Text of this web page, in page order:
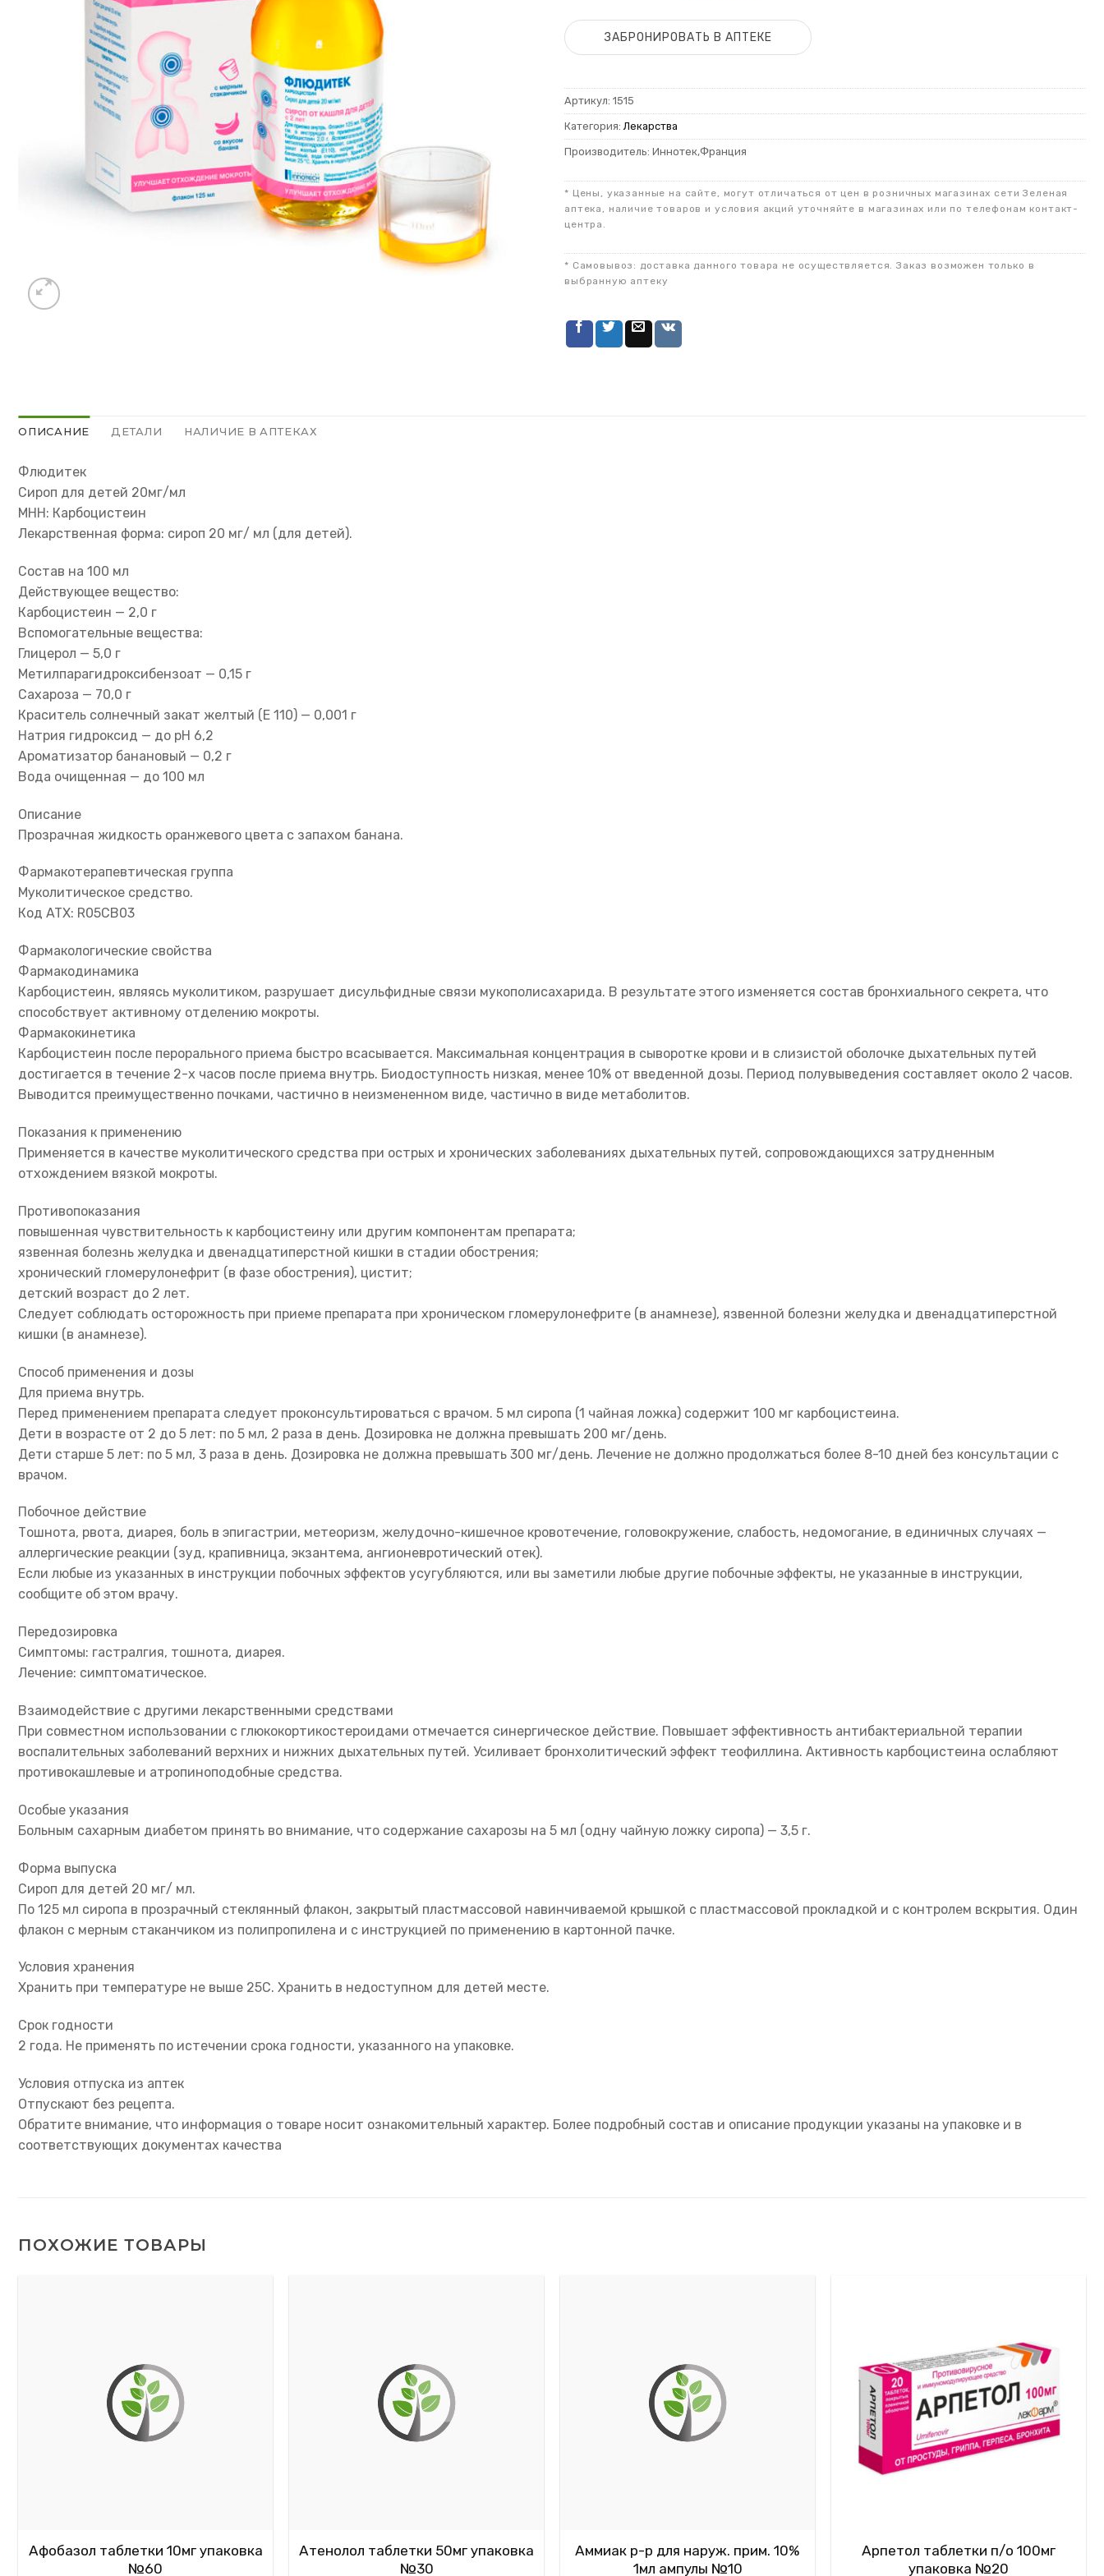
ЗАБРОНИРОВАТЬ В АПТЕКЕ
Артикул: 1515
Категория:Лекарства
Производитель: Иннотек,Франция
* Цены, указанные на сайте, могут отличаться от цен в розничных магазинах сети Зеленая
аптека, наличие товаров и условия акций уточняйте в магазинах или по телефонам контакт-
центра.
* Самовывоз: доставка данного товара не осуществляется. Заказ возможен только в
выбранную аптеку
ОПИСАНИЕ ДЕТАЛИ НАЛИЧИЕ В АПТЕКАХ
Флюдитек
Сироп для детей 20мг/мл
МНН: Карбоцистеин
Лекарственная форма: сироп 20 мг/ мл (для детей).
Состав на 100 мл
Действующее вещество:
Карбоцистеин — 2,0 г
Вспомогательные вещества:
Глицерол — 5,0 г
Метилпарагидроксибензоат — 0,15 г
Сахароза — 70,0 г
Краситель солнечный закат желтый (Е 110) — 0,001 г
Натрия гидроксид — до рН 6,2
Ароматизатор банановый — 0,2 г
Вода очищенная — до 100 мл
Описание
Прозрачная жидкость оранжевого цвета с запахом банана.
Фармакотерапевтическая группа
Муколитическое средство.
Код ATX: R05CB03
Фармакологические свойства
Фармакодинамика
Карбоцистеин, являясь муколитиком, разрушает дисульфидные связи мукополисахарида. В результате этого изменяется состав бронхиального секрета, что
способствует активному отделению мокроты.
Фармакокинетика
Карбоцистеин после перорального приема быстро всасывается. Максимальная концентрация в сыворотке крови и в слизистой оболочке дыхательных путей
достигается в течение 2-х часов после приема внутрь. Биодоступность низкая, менее 10% от введенной дозы. Период полувыведения составляет около 2 часов.
Выводится преимущественно почками, частично в неизмененном виде, частично в виде метаболитов.
Показания к применению
Применяется в качестве муколитического средства при острых и хронических заболеваниях дыхательных путей, сопровождающихся затрудненным
отхождением вязкой мокроты.
Противопоказания
повышенная чувствительность к карбоцистеину или другим компонентам препарата;
язвенная болезнь желудка и двенадцатиперстной кишки в стадии обострения;
хронический гломерулонефрит (в фазе обострения), цистит;
детский возраст до 2 лет.
Следует соблюдать осторожность при приеме препарата при хроническом гломерулонефрите (в анамнезе), язвенной болезни желудка и двенадцатиперстной
кишки (в анамнезе).
Способ применения и дозы
Для приема внутрь.
Перед применением препарата следует проконсультироваться с врачом. 5 мл сиропа (1 чайная ложка) содержит 100 мг карбоцистеина.
Дети в возрасте от 2 до 5 лет: по 5 мл, 2 раза в день. Дозировка не должна превышать 200 мг/день.
Дети старше 5 лет: по 5 мл, 3 раза в день. Дозировка не должна превышать 300 мг/день. Лечение не должно продолжаться более 8-10 дней без консультации с
врачом.
Побочное действие
Тошнота, рвота, диарея, боль в эпигастрии, метеоризм, желудочно-кишечное кровотечение, головокружение, слабость, недомогание, в единичных случаях —
аллергические реакции (зуд, крапивница, экзантема, ангионевротический отек).
Если любые из указанных в инструкции побочных эффектов усугубляются, или вы заметили любые другие побочные эффекты, не указанные в инструкции,
сообщите об этом врачу.
Передозировка
Симптомы: гастралгия, тошнота, диарея.
Лечение: симптоматическое.
Взаимодействие с другими лекарственными средствами
При совместном использовании с глюкокортикостероидами отмечается синергическое действие. Повышает эффективность антибактериальной терапии
воспалительных заболеваний верхних и нижних дыхательных путей. Усиливает бронхолитический эффект теофиллина. Активность карбоцистеина ослабляют
противокашлевые и атропиноподобные средства.
Особые указания
Больным сахарным диабетом принять во внимание, что содержание сахарозы на 5 мл (одну чайную ложку сиропа) — 3,5 г.
Форма выпуска
Сироп для детей 20 мг/ мл.
По 125 мл сиропа в прозрачный стеклянный флакон, закрытый пластмассовой навинчиваемой крышкой с пластмассовой прокладкой и с контролем вскрытия. Один
флакон с мерным стаканчиком из полипропилена и с инструкцией по применению в картонной пачке.
Условия хранения
Хранить при температуре не выше 25С. Хранить в недоступном для детей месте.
Срок годности
2 года. Не применять по истечении срока годности, указанного на упаковке.
Условия отпуска из аптек
Отпускают без рецепта.
Обратите внимание, что информация о товаре носит ознакомительный характер. Более подробный состав и описание продукции указаны на упаковке и в
соответствующих документах качества
ПОХОЖИЕ ТОВАРЫ
Афобазол таблетки 10мг упаковка
№60
Атенолол таблетки 50мг упаковка
№30
Аммиак р-р для наруж. прим. 10%
1мл ампулы №10
Арпетол таблетки п/о 100мг
упаковка №20